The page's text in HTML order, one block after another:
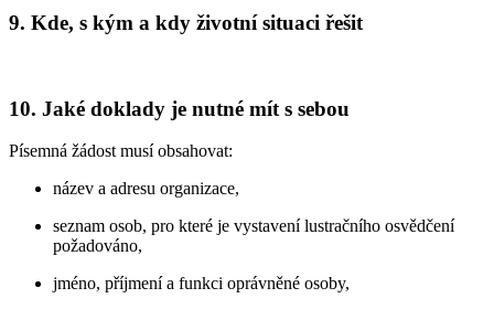
9. Kde, s kým a kdy životní situaci řešit
10. Jaké doklady je nutné mít s sebou
Písemná žádost musí obsahovat:
název a adresu organizace,
seznam osob, pro které je vystavení lustračního osvědčení
požadováno,
jméno, příjmení a funkci oprávněné osoby,